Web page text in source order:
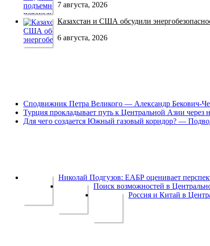
7 августа, 2026
Казахстан и США обсудили
6 августа, 2026
Сподвижник Петра Великого — Александр Бекович-
Турция прокладывает путь к Центральной Азии через
Для чего создается Южный газовый коридор? —
Николай Подгузов: ЕАБР оценивает
Поиск возможностей в
Россия и Китай в